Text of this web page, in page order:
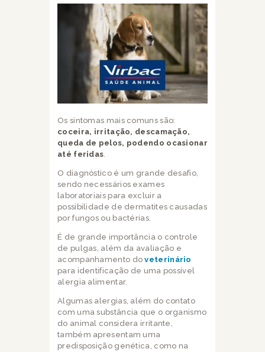
Os sintomas mais comuns são:
coceira, irritação, descamação,
queda de pelos, podendo ocasionar
até feridas.
O diagnóstico é um grande desafio,
sendo necessários exames
laboratoriais para excluir a
possibilidade de dermatites causadas
por fungos ou bactérias.
É de grande importância o controle
de pulgas, além da avaliação e
acompanhamento doveterinário
para identificação de uma possível
alergia alimentar.
Algumas alergias, além do contato
com uma substância que o organismo
do animal considera irritante,
também apresentam uma
predisposição genética, como na